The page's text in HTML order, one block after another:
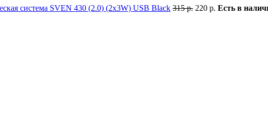
система SVEN 430 (2.0) (2x3W) USB Black 315 р. 220 р. Есть в